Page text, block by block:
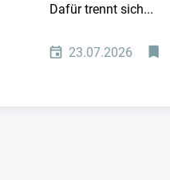
Dafür trennt sich...
23.07.2026